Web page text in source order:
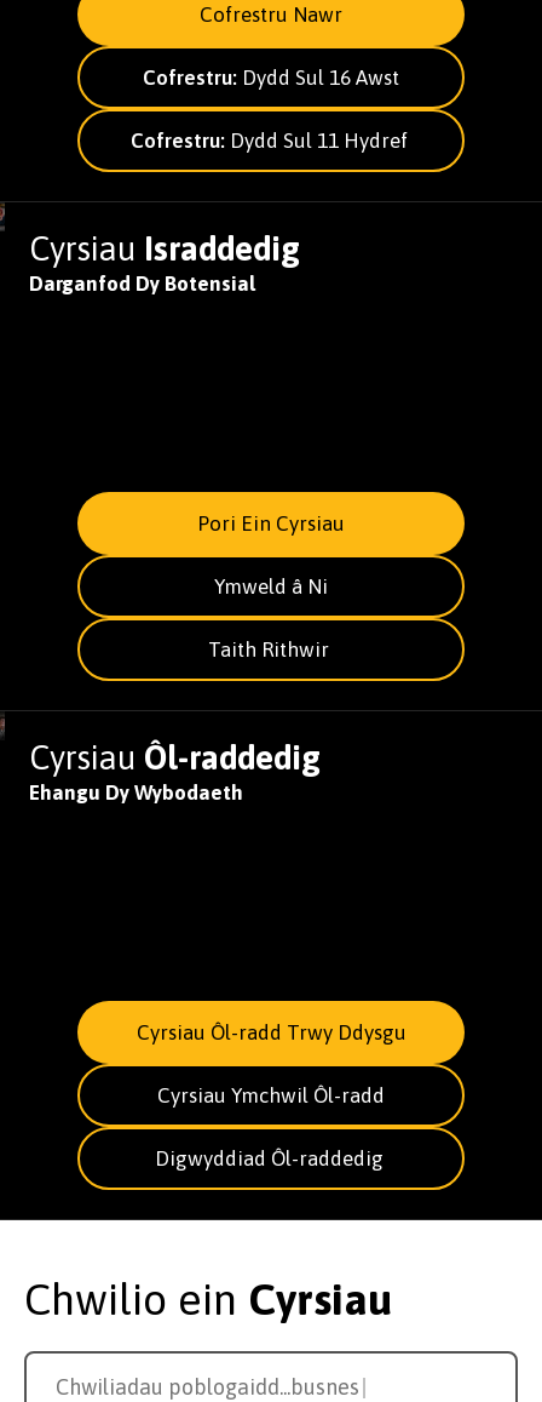
Cofrestru Nawr
Cofrestru: Dydd Sul 16 Awst
Cofrestru:Dydd Sul 11 Hydref
Cyrsiau Israddedig
Darganfod Dy Botensial
Pori Ein Cyrsiau
Ymweld â Ni
Taith Rithwir
Cyrsiau Ôl-raddedig
Ehangu Dy Wybodaeth
Cyrsiau Ôl-radd Trwy Ddysgu
Cyrsiau Ymchwil Ôl-radd
Digwyddiad Ôl-raddedig
Chwilio ein Cyrsiau
Search
Chwiliadau poblogaidd...cyfrifi